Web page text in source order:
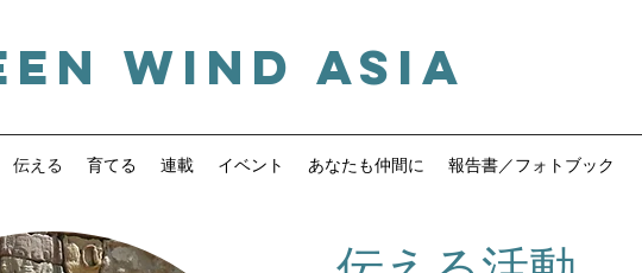
GWA
Wind ASIA
伝える 育てる 連載 イベント あなたも仲間に 報告書／フォトブック